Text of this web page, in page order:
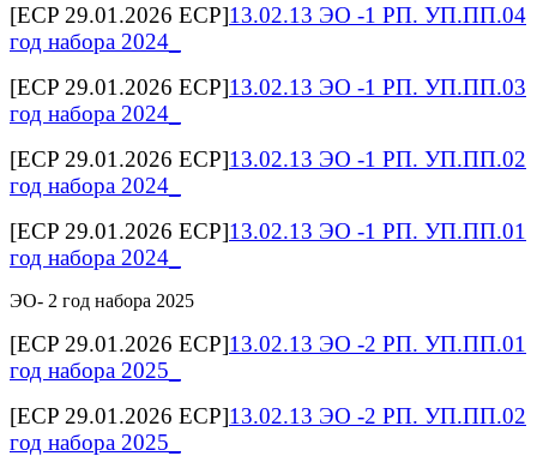
[ECP 29.01.2026 ECP]13.02.13 ЭО -1 РП. УП.ПП.04
год набора 2024_
[ECP 29.01.2026 ECP]13.02.13 ЭО -1 РП. УП.ПП.03
год набора 2024_
[ECP 29.01.2026 ECP]13.02.13 ЭО -1 РП. УП.ПП.02
год набора 2024_
[ECP 29.01.2026 ECP]13.02.13 ЭО -1 РП. УП.ПП.01
год набора 2024_
ЭО- 2 год набора 2025
[ECP 29.01.2026 ECP]13.02.13 ЭО -2 РП. УП.ПП.01
год набора 2025_
[ECP 29.01.2026 ECP]13.02.13 ЭО -2 РП. УП.ПП.02
год набора 2025_